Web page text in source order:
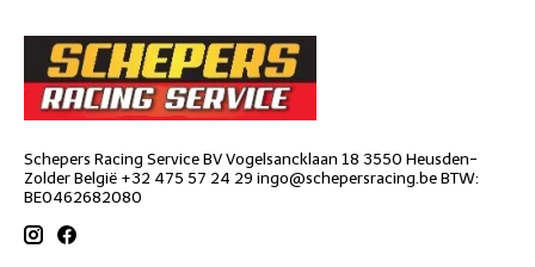
Schepers Racing Service BV Vogelsancklaan 18 3550 Heusden-
Zolder België +32 475 57 24 29 ingo@schepersracing.beBTW:
BE0462682080